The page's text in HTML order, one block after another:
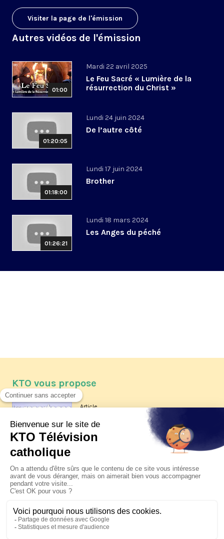
Visiter la page de l'émission
Autres vidéos de l'émission
01:00
Mardi 22 avril 2025
Le Feu Sacré « Lumière de la
résurrection du Christ »
01:20:05
Lundi 24 juin 2024
De l’autre côté
01:18:00
Lundi 17 juin 2024
Brother
01:26:21
Lundi 18 mars 2024
Les Anges du péché
KTO vous propose
Article
Les reportages d'été 2026 de KTO
La visite pastorale du pape Léon
XIV à Assise à suivre sur KTO le
jeudi 6 août
Le pape en Uruguay, Argentine et
Pérou du 6 au 17 novembre 2026